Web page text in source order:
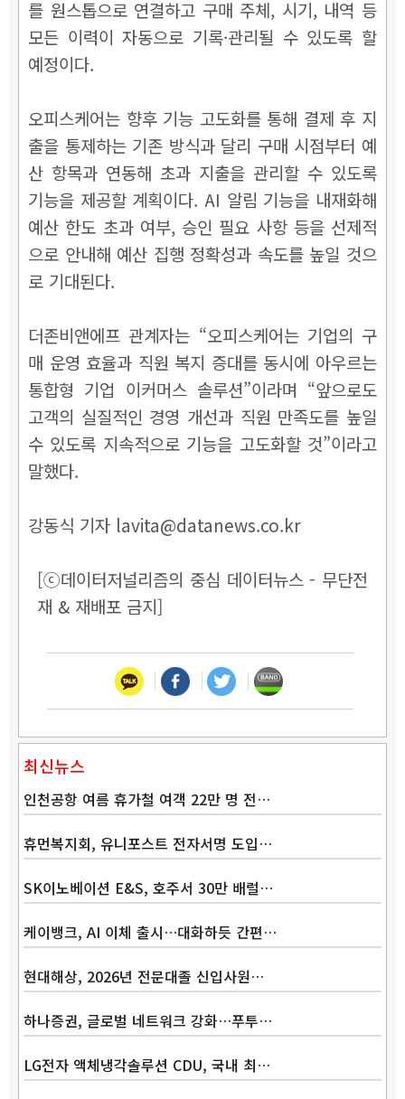
를 원스톱으로 연결하고 구매 주체, 시기, 내역 등
모든 이력이 자동으로 기록·관리될 수 있도록 할
예정이다.
오피스케어는 향후 기능 고도화를 통해 결제 후 지
출을 통제하는 기존 방식과 달리 구매 시점부터 예
산 항목과 연동해 초과 지출을 관리할 수 있도록
기능을 제공할 계획이다. AI 알림 기능을 내재화해
예산 한도 초과 여부, 승인 필요 사항 등을 선제적
으로 안내해 예산 집행 정확성과 속도를 높일 것으
로 기대된다.
더존비앤에프 관계자는 “오피스케어는 기업의 구
매 운영 효율과 직원 복지 증대를 동시에 아우르는
통합형 기업 이커머스 솔루션”이라며 “앞으로도
고객의 실질적인 경영 개선과 직원 만족도를 높일
수 있도록 지속적으로 기능을 고도화할 것”이라고
말했다.
강동식 기자 lavita@datanews.co.kr
[ⓒ데이터저널리즘의 중심 데이터뉴스 - 무단전
재 & 재배포 금지]
최신뉴스
인천공항 여름 휴가철 여객 22만 명 전…
휴먼복지회, 유니포스트 전자서명 도입…
SK이노베이션 E&S, 호주서 30만 배럴…
케이뱅크, AI 이체 출시…대화하듯 간편…
현대해상, 2026년 전문대졸 신입사원…
하나증권, 글로벌 네트워크 강화…푸투…
LG전자 액체냉각솔루션 CDU, 국내 최…